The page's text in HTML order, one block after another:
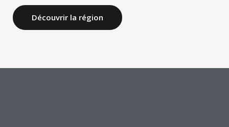
Découvrir la région